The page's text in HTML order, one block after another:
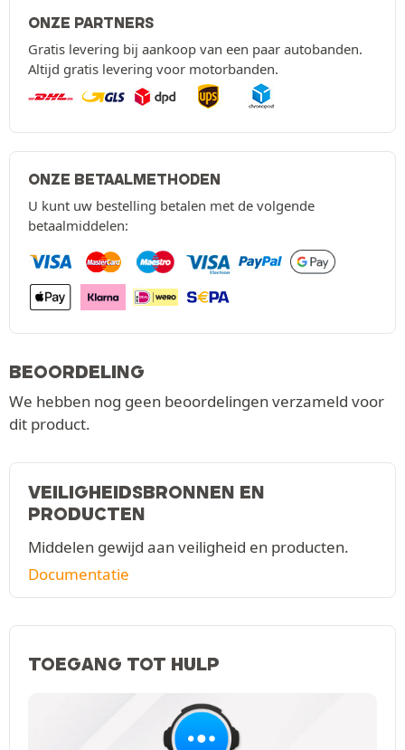
ONZE PARTNERS
Gratis levering bij aankoop van een paar autobanden.
Altijd gratis levering voor motorbanden.
ONZE BETAALMETHODEN
U kunt uw bestelling betalen met de volgende
betaalmiddelen:
BEOORDELING
We hebben nog geen beoordelingen verzameld voor
dit product.
VEILIGHEIDSBRONNEN EN
PRODUCTEN
Middelen gewijd aan veiligheid en producten.
Documentatie
TOEGANG TOT HULP